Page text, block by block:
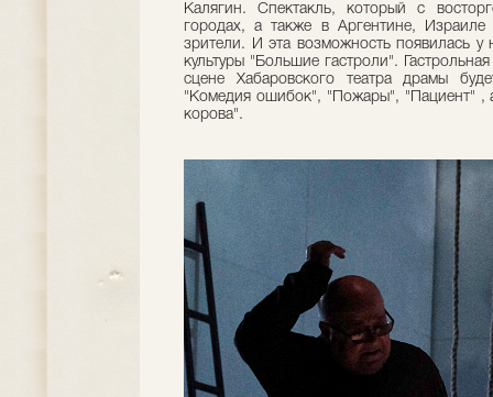
Калягин. Спектакль, который с
городах, а также в Аргентине, Израиле
зрители. И эта возможность появилась у
культуры "Большие гастроли".
сцене Хабаровского театра драмы
"Комедия ошибок", "Пожары", "Пациент" ,
корова".